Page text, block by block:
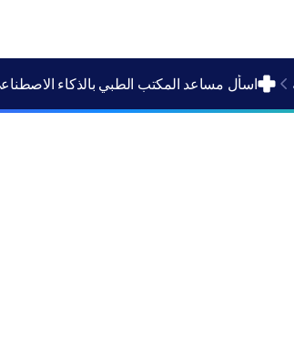
اسأل مساعد المكتب الطبي بالذكاء